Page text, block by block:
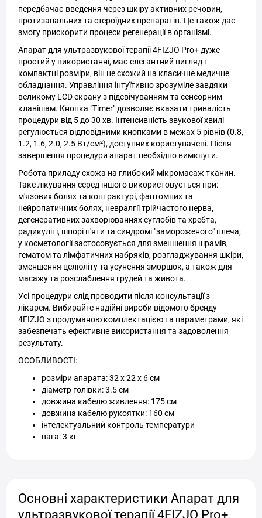
передбачає введення через шкіру активних речовин,
протизапальних та стероїдних препаратів. Це також дає
змогу прискорити процеси регенерації в організмі.
Апарат для ультразвукової терапії 4FIZJO Pro+ дуже
простий у використанні, має елегантний вигляд і
компактні розміри, він не схожий на класичне медичне
обладнання. Управління інтуїтивно зрозуміле завдяки
великому LCD екрану з підсвічуванням та сенсорним
клавішам. Кнопка "Timer" дозволяє вказати тривалість
процедури від 5 до 30 хв. Інтенсивність звукової хвилі
регулюється відповідними кнопками в межах 5 рівнів (0.8,
1.2, 1.6, 2.0, 2.5 Вт/см²), доступних користувачеві. Після
завершення процедури апарат необхідно вимкнути.
Робота приладу схожа на глибокий мікромасаж тканин.
Таке лікування серед іншого використовується при:
м'язових болях та контрактурі, фантомних та
нейропатичних болях, невралгії трійчастого нерва,
дегенеративних захворюваннях суглобів та хребта,
радикуліті, шпорі п'яти та синдромі "замороженого" плеча;
у косметології застосовується для зменшення шрамів,
гематом та лімфатичних набряків, розгладжування шкіри,
зменшення целюліту та усунення зморшок, а також для
масажу та розслаблення грудей та живота.
Усі процедури слід проводити після консультації з
лікарем. Вибирайте надійні вироби відомого бренду
4FIZJO з продуманою комплектацією та параметрами, які
забезпечать ефективне використання та задоволення
результату.
ОСОБЛИВОСТІ:
розміри апарата: 32 x 22 x 6 см
діаметр голівки: 3.5 см
довжина кабелю живлення: 175 см
довжина кабелю рукоятки: 160 см
інтелектуальний контроль температури
вага: 3 кг
Основні характеристики Апарат для
ультразвукової терапії 4FIZJO Pro+